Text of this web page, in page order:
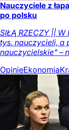
Nauczyciele z
po polsku
SIŁĄ RZECZY ||
tys. nauczycieli, a
nauczycielskie" –
OpinieEkonomia